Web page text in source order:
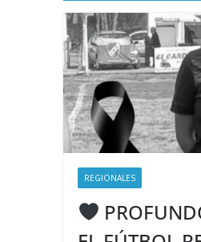
REGIONALES